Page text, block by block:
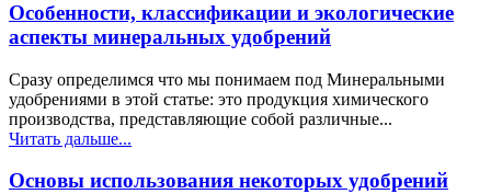
Особенности, классификации и экологические
аспекты минеральных удобрений
Сразу определимся что мы понимаем под Минеральными
удобрениями в этой статье: это продукция химического
производства, представляющие собой различные...
Читать дальше...
Основы использования некоторых удобрений